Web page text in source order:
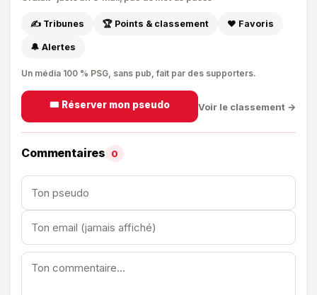
✍️ Tribunes 🏆 Points & classement ❤️ Favoris
🔔 Alertes
Un média 100 % PSG, sans pub, fait par des supporters.
🎟️ Réserver mon pseudo Voir le classement →
Commentaires 0